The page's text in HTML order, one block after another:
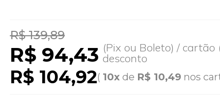
R$ 139,89
R$ 94,43 (Pix ou Boleto) / cartão
desconto
R$ 104,92( 10x de R$ 10,49 nos